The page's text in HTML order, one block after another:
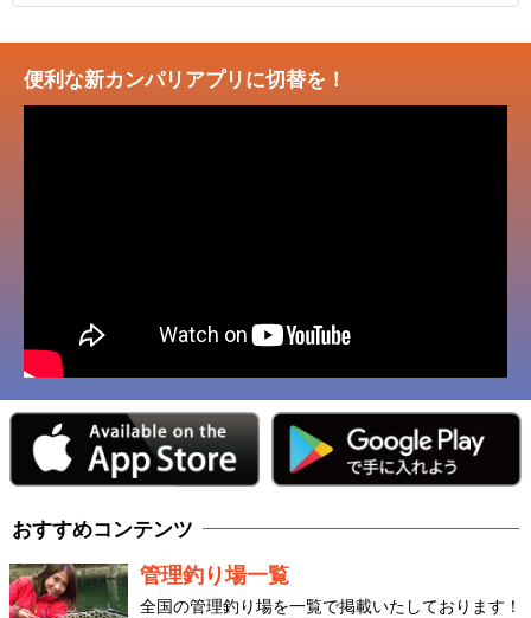
便利な新カンパリアプリに切替を！
おすすめコンテンツ
管理釣り場一覧
全国の管理釣り場を一覧で掲載いたしております！